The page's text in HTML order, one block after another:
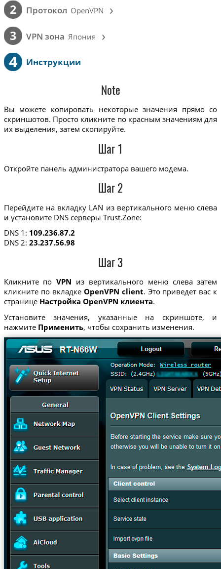
2 Протокол OpenVPN ›
3 VPN зона Япония ›
4 Инструкции
Note
Вы можете копировать некоторые значения прямо со
скриншотов. Просто кликните по красным значениям для
их выделения, затем скопируйте.
Шаг 1
Откройте панель администратора вашего модема.
Шаг 2
Перейдите на вкладку LAN из вертикального меню слева
и установите DNS серверы Trust.Zone:
DNS 1: 109.236.87.2
DNS 2: 23.237.56.98
Шаг 3
Кликните поVPN из вертикального меню слева затем
кликните по вкладке OpenVPN client. Это приведет вас к
странице Настройка OpenVPN клиента.
Установите значения, указанные на скриншоте, и
нажмите Применить, чтобы сохранить изменения.